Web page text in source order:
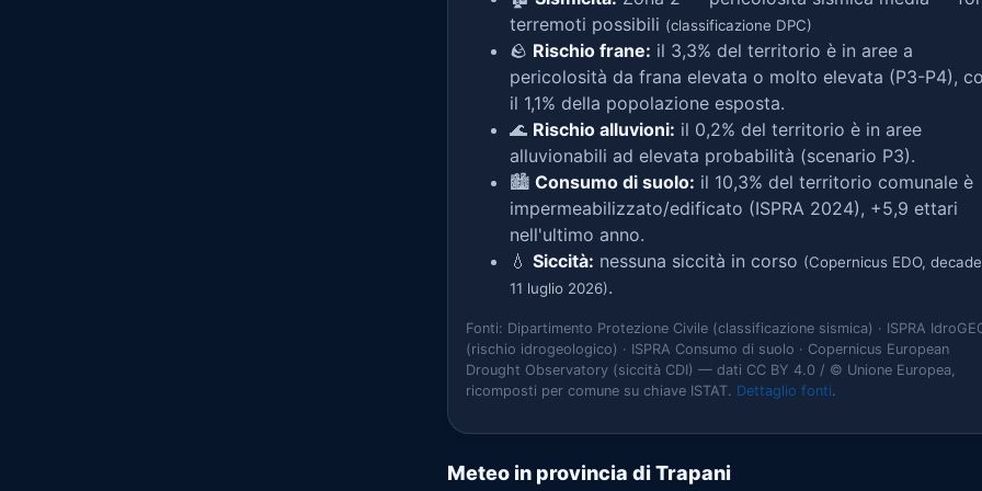
terremoti possibili (classificazione DPC)
🪨 Rischio frane: il 3,3% del territorio è in aree a
pericolosità da frana elevata o molto elevata (P3-P4),
il 1,1% della popolazione esposta.
🌊 Rischio alluvioni: il 0,2% del territorio è in aree
alluvionabili ad elevata probabilità (scenario P3).
🏙️ Consumo di suolo: il 10,3% del territorio comunale è
impermeabilizzato/edificato (ISPRA 2024), +5,9 ettari
nell'ultimo anno.
💧 Siccità: nessuna siccità in corso (Copernicus EDO,
11 luglio 2026).
Fonti: Dipartimento Protezione Civile (classificazione sismica) · ISPRA
(rischio idrogeologico) · ISPRA Consumo di suolo · Copernicus European
Drought Observatory (siccità CDI) — dati CC BY 4.0 / © Unione Europea,
ricomposti per comune su chiave ISTAT. Dettaglio fonti.
Meteo in provincia di Trapani